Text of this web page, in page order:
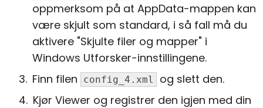
oppmerksom på at AppData-mappen kan
være skjult som standard, i så fall må du
aktivere "Skjulte filer og mapper" i
Windows Utforsker-innstillingene.
Finn filen
config_4.xml
og slett den.
Kjør Viewer og registrer den igjen med din